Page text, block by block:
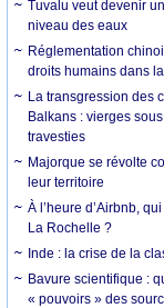
Tuvalu veut devenir
niveau des eaux
Réglementation
droits humains dans
La transgression des
Balkans : vierges
travesties
Majorque se révolte
leur territoire
À l’heure d’Airbnb,
La Rochelle ?
Inde : la crise de la
Bavure scientifique :
« pouvoirs » des